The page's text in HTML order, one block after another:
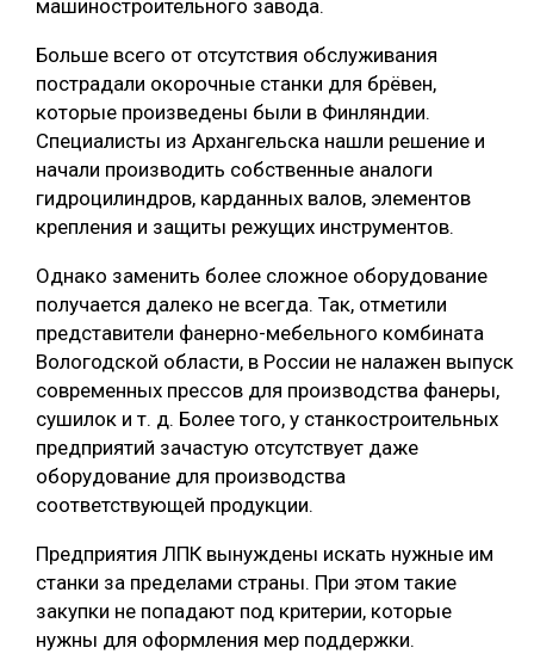
машиностроительного завода.
Больше всего от отсутствия обслуживания
пострадали окорочные станки для брёвен,
которые произведены были в Финляндии.
Специалисты из Архангельска нашли решение и
начали производить собственные аналоги
гидроцилиндров, карданных валов, элементов
крепления и защиты режущих инструментов.
Однако заменить более сложное оборудование
получается далеко не всегда. Так, отметили
представители фанерно-мебельного комбината
Вологодской области, в России не налажен выпуск
современных прессов для производства фанеры,
сушилок и т. д. Более того, у станкостроительных
предприятий зачастую отсутствует даже
оборудование для производства
соответствующей продукции.
Предприятия ЛПК вынуждены искать нужные им
станки за пределами страны. При этом такие
закупки не попадают под критерии, которые
нужны для оформления мер поддержки.